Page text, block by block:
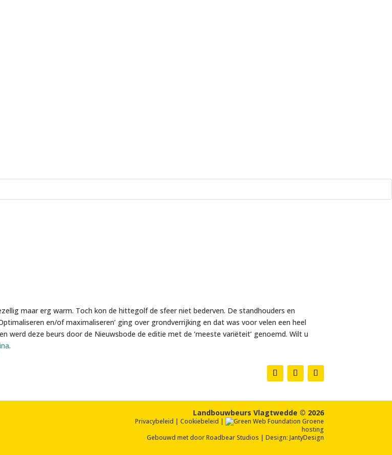
maar erg warm. Toch kon de hittegolf de sfeer niet bederven. De standhouders en
en/of maximaliseren’ ging over grondverrijking en dat was voor velen een heel
werd deze beurs door de Nieuwsbode de editie met de ‘meeste variëteit’ genoemd. Wilt u
.
Landbouwbeurs Vlagtwedde © 2026
Privacybeleid | Cookiebeleid |
Groene
hosting
Gebouwd metdoorRoadbear Studios | Design: JantyDesign